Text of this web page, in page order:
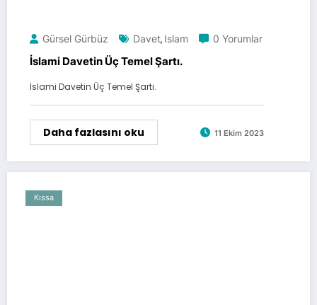
Gürsel Gürbüz Davet, Islam 0 Yorumlar
İslami Davetin Üç Temel Şartı.
İslami Davetin Üç Temel Şartı.
Daha fazlasını oku 11 Ekim 2023
Kıssa